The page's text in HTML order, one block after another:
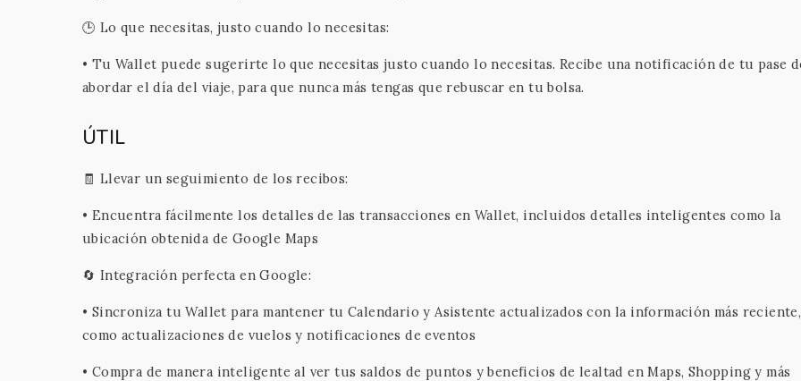
🕒 Lo que necesitas, justo cuando lo necesitas:
• Tu Wallet puede sugerirte lo que necesitas justo cuando lo necesitas. Recibe una notificación de tu pase
abordar el día del viaje, para que nunca más tengas que rebuscar en tu bolsa.
ÚTIL
🧾 Llevar un seguimiento de los recibos:
• Encuentra fácilmente los detalles de las transacciones en Wallet, incluidos detalles inteligentes como la
ubicación obtenida de Google Maps
🔄 Integración perfecta en Google:
• Sincroniza tu Wallet para mantener tu Calendario y Asistente actualizados con la información más reciente,
como actualizaciones de vuelos y notificaciones de eventos
• Compra de manera inteligente al ver tus saldos de puntos y beneficios de lealtad en Maps, Shopping y más